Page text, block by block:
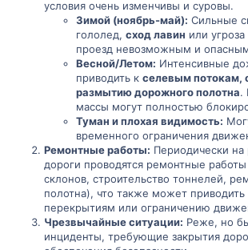
условия очень изменчивы и суровы.
Зимой (ноябрь-май): Сильные
гололед, сход лавин или
проезд невозможным и
Весной/Летом: Интенсивные
приводить к селевым потокам,
размытию дорожного полотна.
массы могут полностью
Туман и плохая видимость:
временного ограничения
Ремонтные работы: Периодически на
дороги проводятся ремонтные
склонов, строительство тоннелей,
полотна), что также может
перекрытиям или ограничению
Чрезвычайные ситуации: Реже, но
инциденты, требующие закрытия